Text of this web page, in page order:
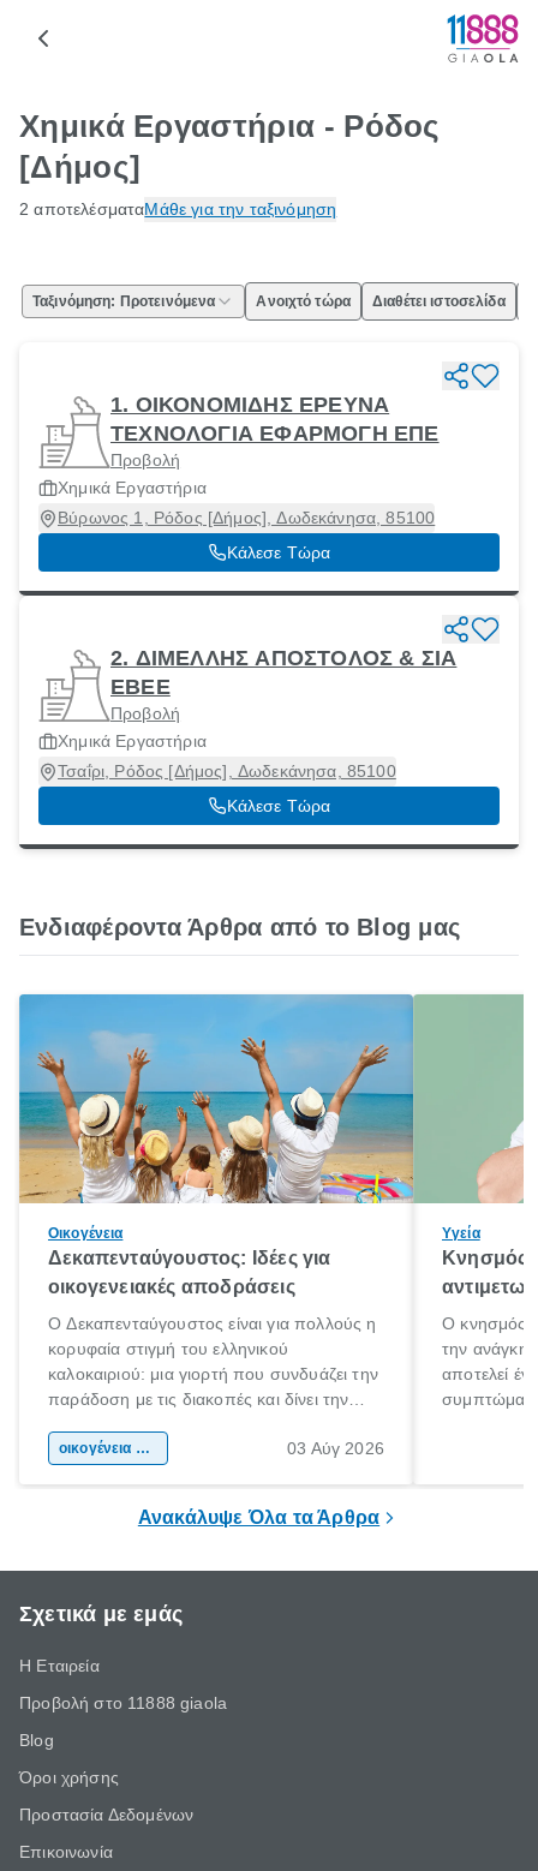
Χημικά Εργαστήρια - Ρόδος
[Δήμος]
2 αποτελέσματαΜάθε για την ταξινόμηση
Ταξινόμηση: Προτεινόμενα Ανοιχτό τώρα Διαθέτει ιστοσελίδα
1. ΟΙΚΟΝΟΜΙΔΗΣ ΕΡΕΥΝΑ
ΤΕΧΝΟΛΟΓΙΑ ΕΦΑΡΜΟΓΗ ΕΠΕ
Προβολή
Χημικά Εργαστήρια
Βύρωνος 1, Ρόδος [Δήμος], Δωδεκάνησα, 85100
Κάλεσε Τώρα
2. ΔΙΜΕΛΛΗΣ ΑΠΟΣΤΟΛΟΣ & ΣΙΑ
ΕΒΕΕ
Προβολή
Χημικά Εργαστήρια
Τσαΐρι, Ρόδος [Δήμος], Δωδεκάνησα, 85100
Κάλεσε Τώρα
Ενδιαφέροντα Άρθρα από το Blog μας
Οικογένεια
Δεκαπενταύγουστος: Ιδέες για
οικογενειακές αποδράσεις
Ο Δεκαπενταύγουστος είναι για πολλούς η
κορυφαία στιγμή του ελληνικού
καλοκαιριού: μια γιορτή που συνδυάζει την
παράδοση με τις διακοπές και δίνει την
χώρας. Είτε πρόκειται για λίγες μέρες
οικογένεια & παιδί 03 Αύγ 2026
Υγεία
Κνησμός:
Ο κνησμός
την ανάγκη
αποτελεί
Ανακάλυψε Όλα τα Άρθρα
Σχετικά με εμάς
Η Εταιρεία
Προβολή στο 11888 giaola
Blog
Όροι χρήσης
Προστασία Δεδομένων
Επικοινωνία